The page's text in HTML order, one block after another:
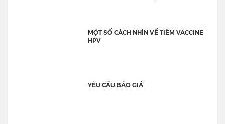
MỘT SỐ CÁCH NHÌN VỀ TIÊM VACCINE
HPV
YÊU CẦU BÁO GIÁ